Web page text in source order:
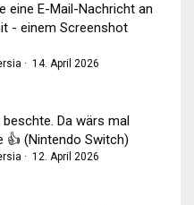
eine E-Mail-Nachricht an
- einem Screenshot
· 14. April 2026
Da wärs mal
👍 (Nintendo Switch)
· 12. April 2026